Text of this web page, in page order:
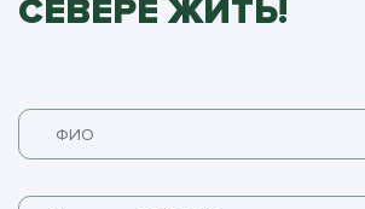
СЕВЕРЕ ЖИТЬ!